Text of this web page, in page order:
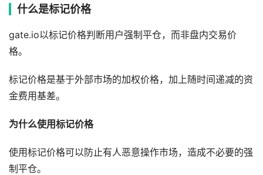
什么是标记价格
gate.io以标记价格判断⽤户强制平仓，⽽⾮盘内交易价
格。
标记价格是基于外部市场的加权价格，加上随时间递减的资
⾦费⽤基差。
为什么使用标记价格
使⽤标记价格可以防⽌有⼈恶意操作市场，造成不必要的强
制平仓。